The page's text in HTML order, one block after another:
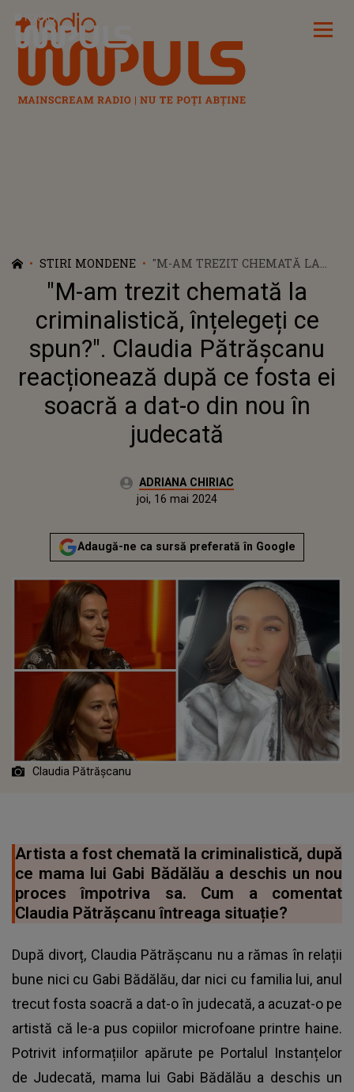
Radio Impuls
STIRI MONDENE
"M-AM TREZIT CHEMATĂ LA
CRIMINALISTICĂ, ÎNȚELEGEȚI
CE SPUN?". CLAUDIA
PĂTRĂȘCANU REACȚIONEAZĂ
DUPĂ CE FOSTA EI SOACRĂ A
DAT-O DIN NOU ÎN JUDECATĂ
"M-am trezit chemată la
criminalistică, înțelegeți ce
spun?". Claudia Pătrășcanu
reacționează după ce fosta ei
soacră a dat-o din nou în
judecată
Autor:ADRIANA CHIRIAC
Publicat:
joi, 16 mai 2024
Adaugă-ne ca sursă preferată în Google
Claudia Pătrășcanu
Artista a fost chemată la criminalistică, după
ce mama lui Gabi Bădălău a deschis un nou
proces împotriva sa. Cum a comentat
Claudia Pătrășcanu întreaga situație?
După divorț, Claudia Pătrășcanu nu a rămas în relații
bune nici cu Gabi Bădălău, dar nici cu familia lui, anul
trecut fosta soacră a dat-o în judecată, a acuzat-o pe
artistă că le-a pus copiilor microfoane printre haine.
Potrivit informațiilor apărute pe Portalul Instanțelor
de Judecată, mama lui Gabi Bădălău a deschis un